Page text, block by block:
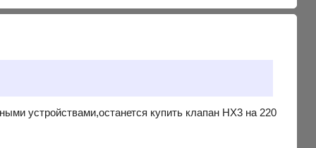
устройствами,останется купить клапан НХ3 на 220